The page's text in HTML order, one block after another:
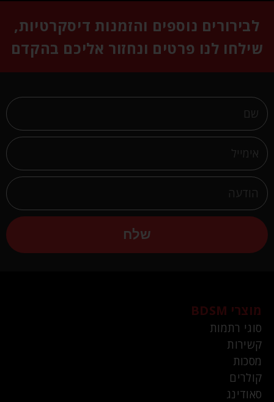
לבירורים נוספים והזמנות דיסקרטיות,
שילחו לנו פרטים ונחזור אליכם בהקדם
שלח
מוצרי BDSM
סוגי רתמות
קשירות
מסכות
קולרים
סאודינג